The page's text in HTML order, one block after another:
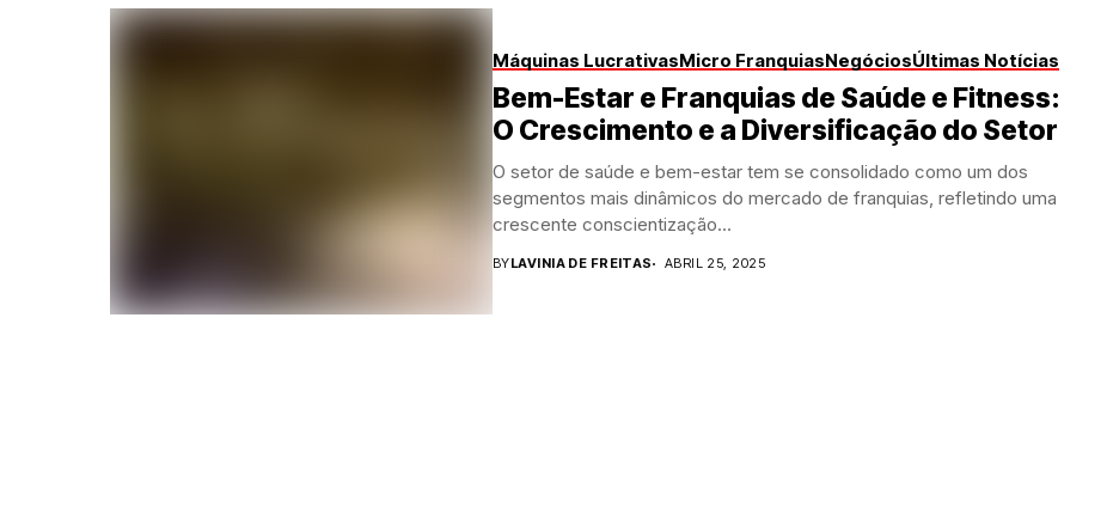
Máquinas LucrativasMicro FranquiasNegóciosÚltimas Notícias
Bem-Estar e Franquias de Saúde e Fitness:
O Crescimento e a Diversificação do Setor
O setor de saúde e bem-estar tem se consolidado como um dos
segmentos mais dinâmicos do mercado de franquias, refletindo uma
crescente conscientização...
BYLAVINIA DE FREITAS ABRIL 25, 2025